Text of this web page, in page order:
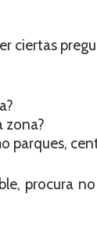
ciertas
zona?
parques,
procura